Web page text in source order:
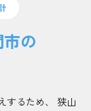
の
するため、 狭山